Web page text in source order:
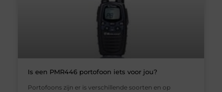
Is een PMR446 portofoon iets voor jou?
Portofoons zijn er is verschillende soorten en op